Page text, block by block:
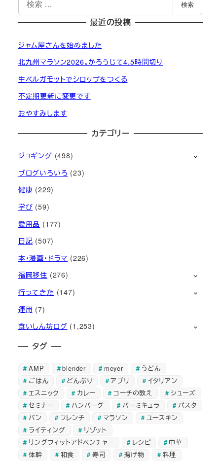
索
検索
最近の投稿
ジャム屋さんを始めました
北九州マラソン2026。かろうじて4.5時間切り
生ベルガモットでシロップをつくる
不定期更新に変更です
おやすみします
カテゴリー
ジョギング (498)
ブログいろいろ (23)
健康 (229)
学び (59)
愛用品 (177)
日記 (507)
本・漫画・ドラマ (226)
福岡移住 (276)
行ってきた (147)
運用 (7)
食いしん坊ログ (1,253)
タグ
AMP blender meyer
うどん
ごはん
どんぶり アプリ
イタリアン
エスニック
カレー コーチの教え
シューズ
セミナー
ハンバーグ バーミキュラ
パスタ
パン
フレンチ マラソン
ユースキン
ライティング
リゾット
リングフィットアドベンチャー
レシピ
中華
体幹
和食 寿司 揚げ物 料理